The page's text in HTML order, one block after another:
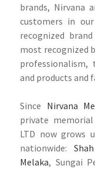
brands, Nirvana
customers in
recognized
most recognized
professionalism,
and products and
Since Nirvana
private
LTD now grows
nationwide:
Melaka, Sungai